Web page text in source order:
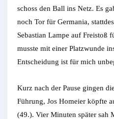
schoss den Ball ins Netz. Es
noch Tor für Germania,
Sebastian Lampe auf Freistoß
musste mit einer Platzwunde
Entscheidung ist für mich
Kurz nach der Pause gingen
Führung, Jos Homeier köpfte
(49.). Vier Minuten später sah